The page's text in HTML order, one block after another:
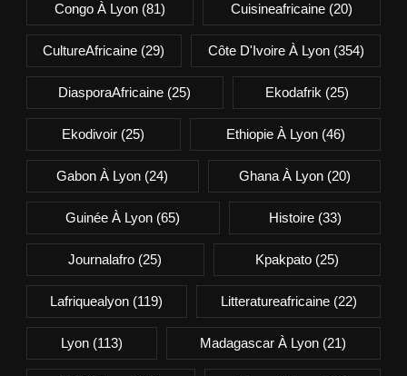
Congo À Lyon(81) Cuisineafricaine (20)
CultureAfricaine (29) Côte D'Ivoire À Lyon(354)
DiasporaAfricaine (25) Ekodafrik (25)
Ekodivoir (25) Ethiopie À Lyon(46)
Gabon À Lyon (24) Ghana À Lyon(20)
Guinée À Lyon (65) Histoire(33)
Journalafro (25) Kpakpato(25)
Lafriquealyon (119) Litteratureafricaine(22)
Lyon(113) Madagascar À Lyon (21)